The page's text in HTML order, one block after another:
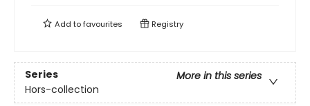
Add tofavourites Registry
Series
More in this series
Hors-collection